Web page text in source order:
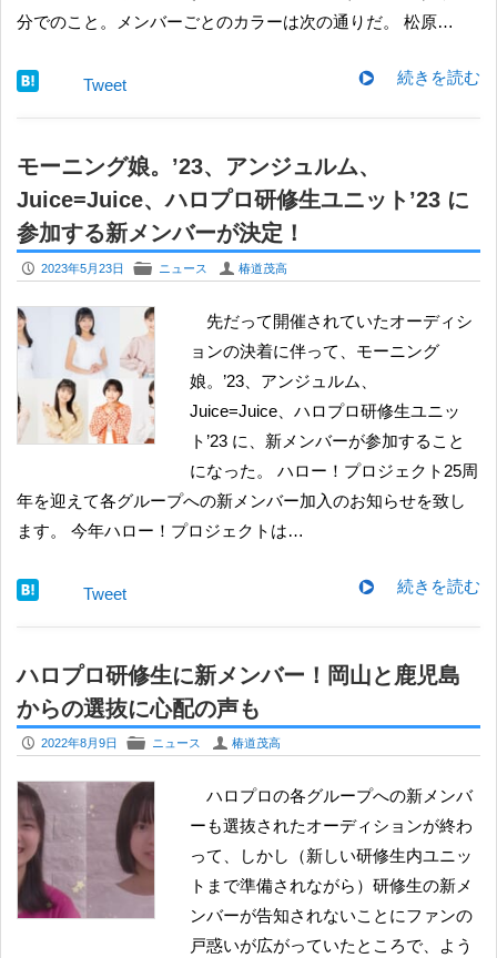
分でのこと。メンバーごとのカラーは次の通りだ。 松原…
続きを読む
Tweet
モーニング娘。’23、アンジュルム、
Juice=Juice、ハロプロ研修生ユニット’23 に
参加する新メンバーが決定！
P 2023年5月23日 F ニュース U 椿道茂高
先だって開催されていたオーディシ
ョンの決着に伴って、モーニング
娘。’23、アンジュルム、
Juice=Juice、ハロプロ研修生ユニッ
ト’23 に、新メンバーが参加すること
になった。 ハロー！プロジェクト25周
年を迎えて各グループへの新メンバー加入のお知らせを致し
ます。 今年ハロー！プロジェクトは…
続きを読む
Tweet
ハロプロ研修生に新メンバー！岡山と鹿児島
からの選抜に心配の声も
P 2022年8月9日 F ニュース U 椿道茂高
ハロプロの各グループへの新メンバ
ーも選抜されたオーディションが終わ
って、しかし（新しい研修生内ユニッ
トまで準備されながら）研修生の新メ
ンバーが告知されないことにファンの
戸惑いが広がっていたところで、よう